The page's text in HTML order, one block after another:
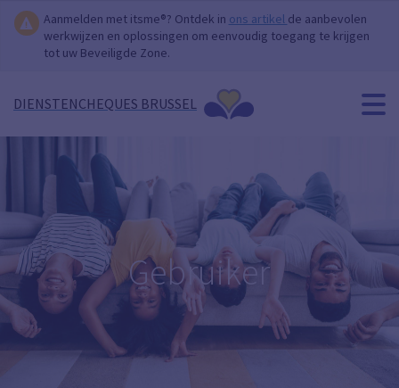
Aanmelden met itsme®? Ontdek in ons artikel de aanbevolen
werkwijzen en oplossingen om eenvoudig toegang te krijgen
tot uw Beveiligde Zone.
DIENSTENCHEQUES BRUSSEL
Gebruiker